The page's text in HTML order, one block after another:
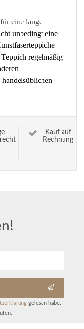
eine lange
unbedingt eine
regelmäßig
Kauf auf
Rechnung
gelesen habe.